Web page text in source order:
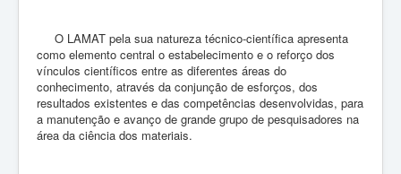
O LAMAT pela sua natureza técnico-científica apresenta
como elemento central o estabelecimento e o reforço dos
vínculos científicos entre as diferentes áreas do
conhecimento, através da conjunção de esforços, dos
resultados existentes e das competências desenvolvidas, para
a manutenção e avanço de grande grupo de pesquisadores na
área da ciência dos materiais.